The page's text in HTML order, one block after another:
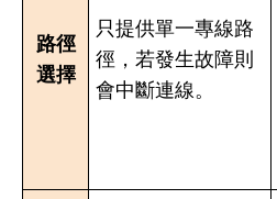
路徑
選擇
只提供單一專線路
徑，若發生故障則
會中斷連線。​​​​​​​